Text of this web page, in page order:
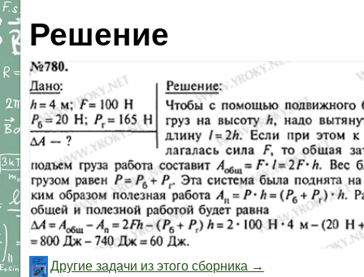
Решение
Другие задачи из этого сборника →